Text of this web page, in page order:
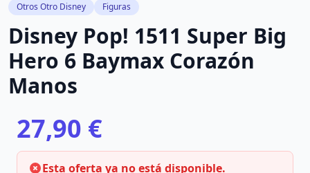
Otros Otro Disney Figuras
Disney Pop! 1511 Super Big
Hero 6 Baymax Corazón
Manos
27,90 €
Esta oferta ya no está disponible.